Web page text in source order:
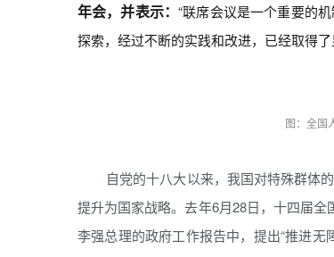
年会，并表示：“联席会议是一个重要的
探索，经过不断的实践和改进，已经取得了
图：全国
自党的十八大以来，我国对特殊群体
提升为国家战略。去年6月28日，十四届全
李强总理的政府工作报告中，提出“推进